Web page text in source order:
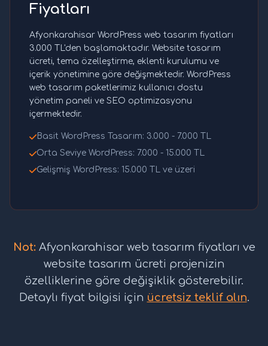
Fiyatları
Afyonkarahisar WordPress web tasarım fiyatları
3.000 TL'den başlamaktadır. Website tasarım
ücreti, tema özelleştirme, eklenti kurulumu ve
içerik yönetimine göre değişmektedir. WordPress
web tasarım paketlerimiz kullanıcı dostu
yönetim paneli ve SEO optimizasyonu
içermektedir.
Basit WordPress Tasarım: 3.000 - 7.000 TL
Orta Seviye WordPress: 7.000 - 15.000 TL
Gelişmiş WordPress: 15.000 TL ve üzeri
Not:Afyonkarahisar web tasarım fiyatları ve
website tasarım ücreti projenizin
özelliklerine göre değişiklik gösterebilir.
Detaylı fiyat bilgisi için ücretsiz teklif alın.